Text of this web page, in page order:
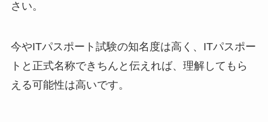
さい。
今やITパスポート試験の知名度は高く、ITパスポー
トと正式名称できちんと伝えれば、理解してもら
える可能性は高いです。